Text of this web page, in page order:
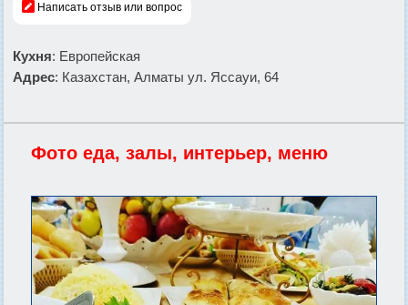
Написать отзыв или вопрос
Кухня: Европейская
Адрес: Казахстан, Алматы ул. Яссауи, 64
Фото еда, залы, интерьер, меню